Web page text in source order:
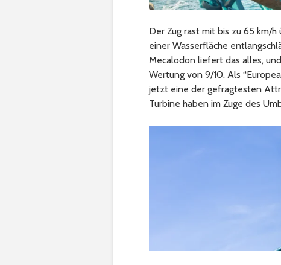
Der Zug rast mit bis zu 65 km/
einer Wasserfläche
Mecalodon liefert das alles,
Wertung von 9/10. Als
jetzt eine der gefragtesten
Turbine haben im Zuge des